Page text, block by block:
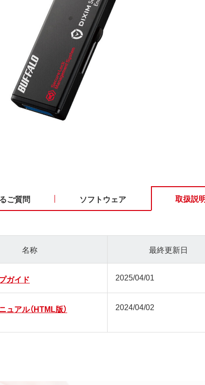
ご質問 ソフトウェア 取扱説
名称 最終更新日
ガイド 2025/04/01
ュアル（HTML版） 2024/04/02